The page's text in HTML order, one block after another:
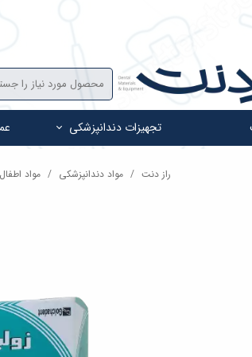
تجهیزات دندانپزشکی
راز دنت مواد دندانپزشکی مواد اطفال